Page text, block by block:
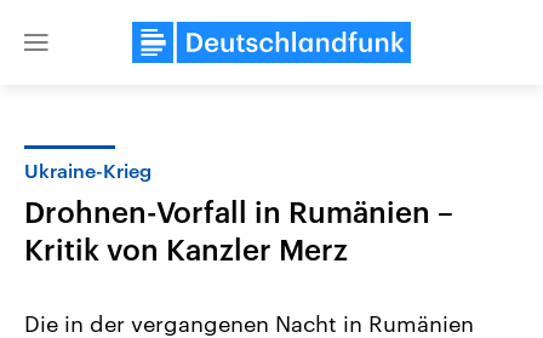
Close
Ukraine-Krieg
Drohnen-Vorfall in Rumänien –
Kritik von Kanzler Merz
Die in der vergangenen Nacht in Rumänien